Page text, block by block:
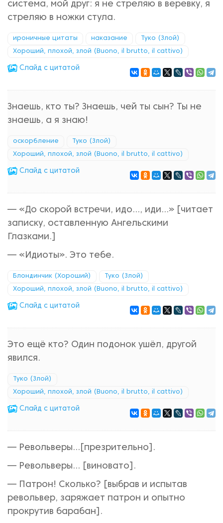
система, мой друг: я не стреляю в веревку, я
стреляю в ножки стула.
ироничные цитаты наказание Туко (Злой)
Хороший, плохой, злой (Buono, il brutto, il cattivo)
Cлайд с цитатой
Знаешь, кто ты? Знаешь, чей ты сын? Ты не
знаешь, а я знаю!
оскорбление Туко (Злой)
Хороший, плохой, злой (Buono, il brutto, il cattivo)
Cлайд с цитатой
— «До скорой встречи, идo…, иди…» [читает
записку, оставленную Ангельскими
Глазками.]
— «Идиоты». Это тебе.
Блондинчик (Хороший) Туко (Злой)
Хороший, плохой, злой (Buono, il brutto, il cattivo)
Cлайд с цитатой
Это ещё кто? Один подонок ушёл, другой
явился.
Туко (Злой)
Хороший, плохой, злой (Buono, il brutto, il cattivo)
Cлайд с цитатой
— Револьверы…[презрительно].
— Револьверы… [виновато].
— Патрон! Сколько? [выбрав и испытав
револьвер, заряжает патрон и опытно
прокрутив барабан].